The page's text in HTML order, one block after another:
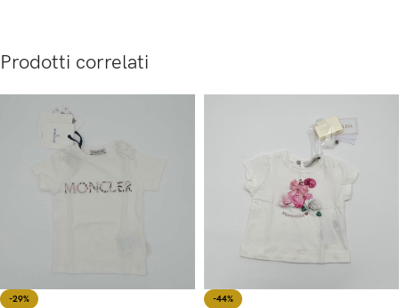
Prodotti correlati
-29% -44%